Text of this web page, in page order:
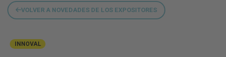
VOLVER A NOVEDADES DE LOS EXPOSITORES
INNOVAL